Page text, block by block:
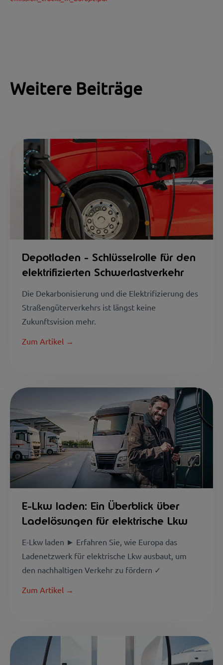
Weitere Beiträge
Depotladen - Schlüsselrolle für den
elektrifizierten Schwerlastverkehr
Die Dekarbonisierung und die Elektrifizierung des
Straßengüterverkehrs ist längst keine
Zukunftsvision mehr.
Zum Artikel →
E-Lkw laden: Ein Überblick über
Ladelösungen für elektrische Lkw
E-Lkw laden ► Erfahren Sie, wie Europa das
Ladenetzwerk für elektrische Lkw ausbaut, um
den nachhaltigen Verkehr zu fördern ✓
Zum Artikel →